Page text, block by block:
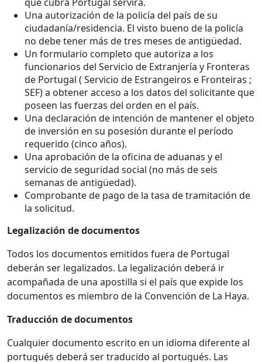
Una autorización de la policía del país de su
ciudadanía/residencia. El visto bueno de la policía
no debe tener más de tres meses de antigüedad.
Un formulario completo que autoriza a los
funcionarios del Servicio de Extranjería y Fronteras
de Portugal ( Servicio de Estrangeiros e Fronteiras ;
SEF) a obtener acceso a los datos del solicitante que
poseen las fuerzas del orden en el país.
Una declaración de intención de mantener el objeto
de inversión en su posesión durante el período
requerido (cinco años).
Una aprobación de la oficina de aduanas y el
servicio de seguridad social (no más de seis
semanas de antigüedad).
Comprobante de pago de la tasa de tramitación de
la solicitud.
Legalización de documentos
Todos los documentos emitidos fuera de Portugal
deberán ser legalizados. La legalización deberá ir
acompañada de una apostilla si el país que expide los
documentos es miembro de la Convención de La Haya.
Traducción de documentos
Cualquier documento escrito en un idioma diferente al
portugués deberá ser traducido al portugués. Las